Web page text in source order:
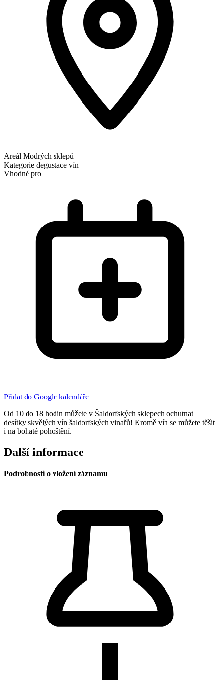
Areál Modrých sklepů
Kategorie degustace vín
Vhodné pro
Přidat do Google kalendáře
Od 10 do 18 hodin můžete v Šaldorfských sklepech ochutnat
desítky skvělých vín šaldorfských vinařů! Kromě vín se můžete těšit
i na bohaté pohoštění.
Další informace
Podrobnosti o vložení záznamu